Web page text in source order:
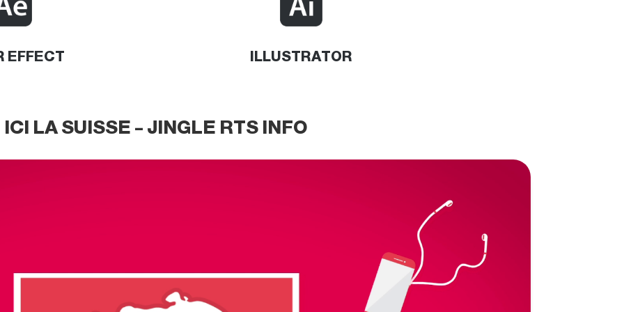
EFFECT ILLUSTRATOR
ICI LA SUISSE – JINGLE RTS INFO